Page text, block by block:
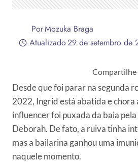
PorMozuka Braga
Atualizado29 de setembro de
Compartilhe
Desde que foi parar na segunda
2022, Ingrid está abatida e chora
influencer foi puxada da baia
Deborah. De fato, a ruiva tinha
mas a bailarina ganhou uma
naquele momento.